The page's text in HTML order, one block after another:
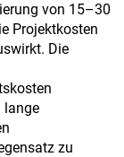
von 15–30
Projektkosten
Die
lange
zu